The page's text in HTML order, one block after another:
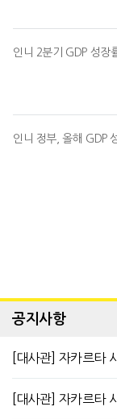
인니 2분기 GDP 성
인니 정부, 올해 GDP
공지사항
[대사관] 자카르타
[대사관] 자카르타